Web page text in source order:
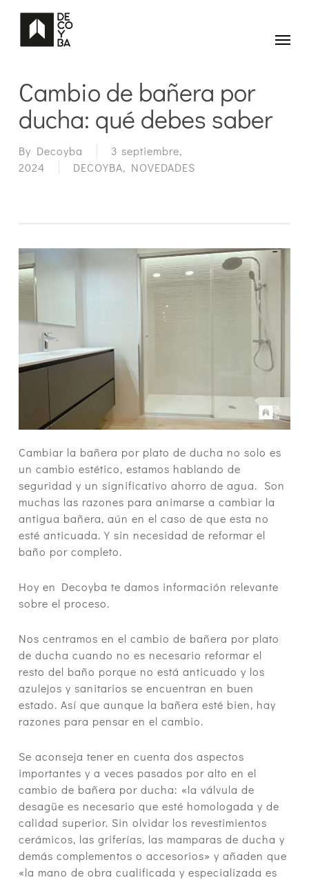
Menu
Cambio de bañera por
ducha: qué debes saber
By Decoyba
3 septiembre,
2024
DECOYBA, NOVEDADES
Cambiar la bañera por plato de ducha no solo es
un cambio estético, estamos hablando de
seguridad y un significativo ahorro de agua. Son
muchas las razones para animarse a cambiar la
antigua bañera, aún en el caso de que esta no
esté anticuada. Y sin necesidad de reformar el
baño por completo.
Hoy en Decoyba te damos información relevante
sobre el proceso.
Nos centramos en el cambio de bañera por plato
de ducha cuando no es necesario reformar el
resto del baño porque no está anticuado y los
azulejos y sanitarios se encuentran en buen
estado. Así que aunque la bañera esté bien, hay
razones para pensar en el cambio.
Se aconseja tener en cuenta dos aspectos
importantes y a veces pasados por alto en el
cambio de bañera por ducha: «la válvula de
desagüe es necesario que esté homologada y de
calidad superior. Sin olvidar los revestimientos
cerámicos, las griferías, las mamparas de ducha y
demás complementos o accesorios» y añaden que
«la mano de obra cualificada y especializada es